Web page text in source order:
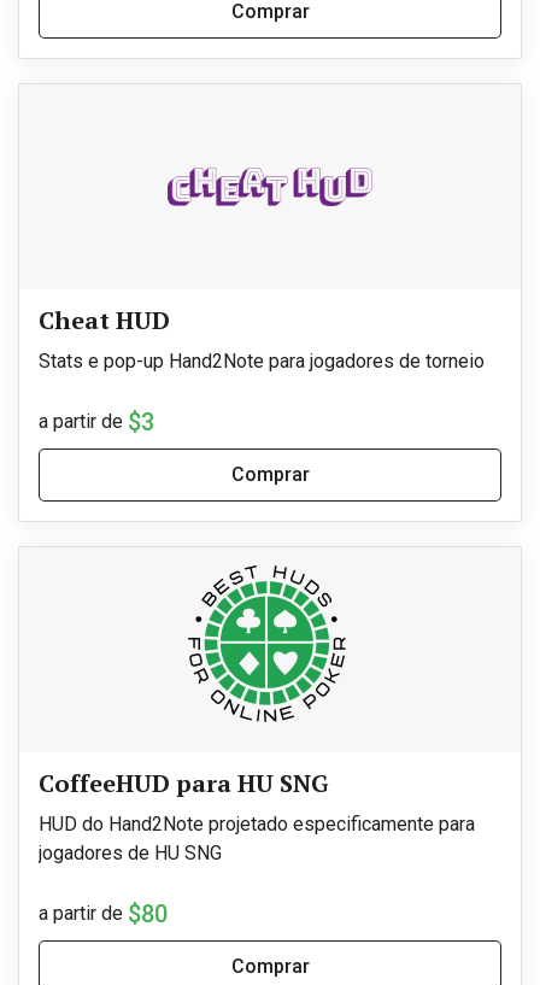
Comprar
Cheat HUD
Stats e pop-up Hand2Note para jogadores de torneio
a partir de $3
Comprar
CoffeeHUD para HU SNG
HUD do Hand2Note projetado especificamente para
jogadores de HU SNG
a partir de $80
Comprar